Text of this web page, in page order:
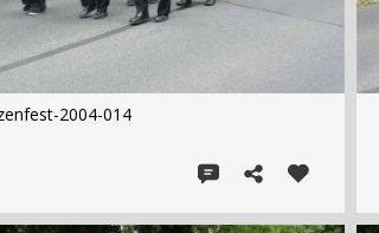
2004-014